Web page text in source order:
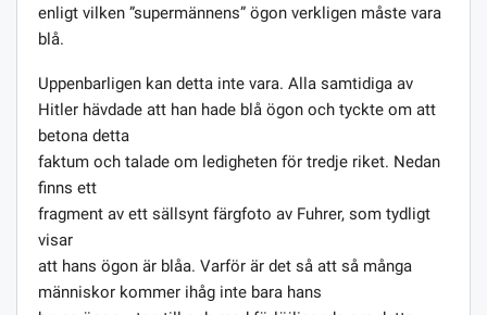
enligt vilken ”supermännens” ögon verkligen måste vara
blå.
Uppenbarligen kan detta inte vara. Alla samtidiga av
Hitler hävdade att han hade blå ögon och tyckte om att
betona detta
faktum och talade om ledigheten för tredje riket. Nedan
finns ett
fragment av ett sällsynt färgfoto av Fuhrer, som tydligt
visar
att hans ögon är blåa. Varför är det så att så många
människor kommer ihåg inte bara hans